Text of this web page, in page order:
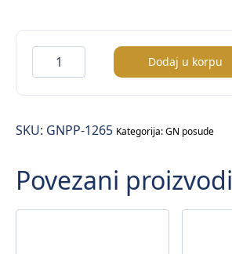
Posuda
GN1/2
–
količina
Dodaj u korpu
SKU: GNPP-1265 Kategorija:GN posude
Povezani proizvodi